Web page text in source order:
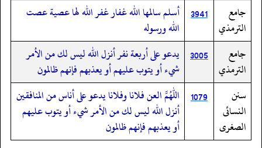
جامع
الترمذي
3941 أسلم سالمها الله غفار غفر الله لها عصية عصت
الله ورسوله
جامع
الترمذي
3005 يدعو على أربعة نفر أنزل الله ليس لك من الأمر
شيء أو يتوب عليهم أو يعذبهم فإنهم ظالمون
سنن
النسائى
الصغرى
1079
اللهم العن فلانا وفلانا يدعو على أناس من المنافقين
أنزل الله ليس لك من الأمر شيء أو يتوب عليهم
أو يعذبهم فإنهم ظالمون